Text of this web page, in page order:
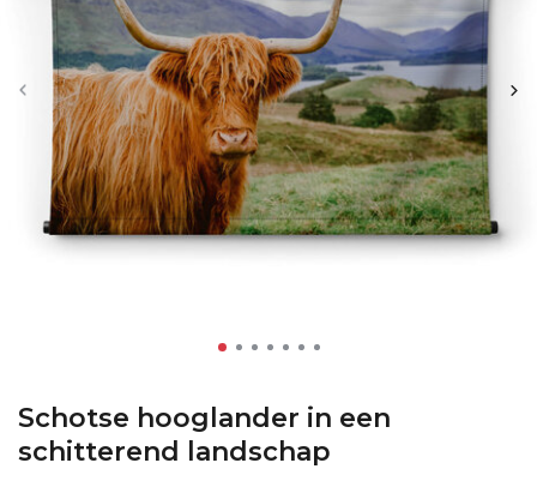
Schotse hooglander in een
schitterend landschap